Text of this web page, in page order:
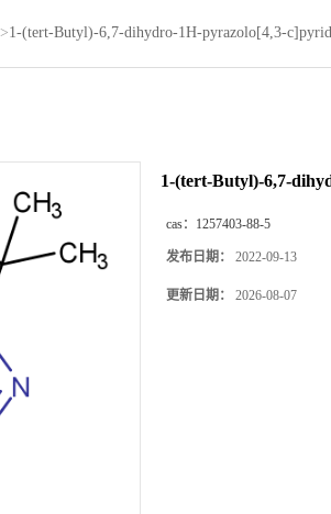
>1-(tert-Butyl)-6,7-dihydro-1H-pyrazolo[4,3-
1-(tert-Butyl)-6,7-
cas： 1257403-88-5
发布日期： 2022-09-13
更新日期： 2026-08-07